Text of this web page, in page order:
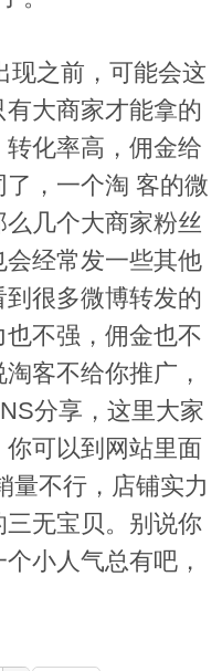
之前，可能会这
大商家才能拿的
化率高，佣金给
，一个淘 客的微
几个大商家粉丝
经常发一些其他
很多微博转发的
不强，佣金也不
客不给你推广，
分享，这里大家
可以到网站里面
量不行，店铺实力
无宝贝。别说你
小人气总有吧，